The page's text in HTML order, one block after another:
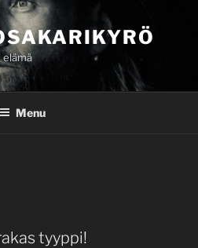
elämä
Menu
tyyppi!